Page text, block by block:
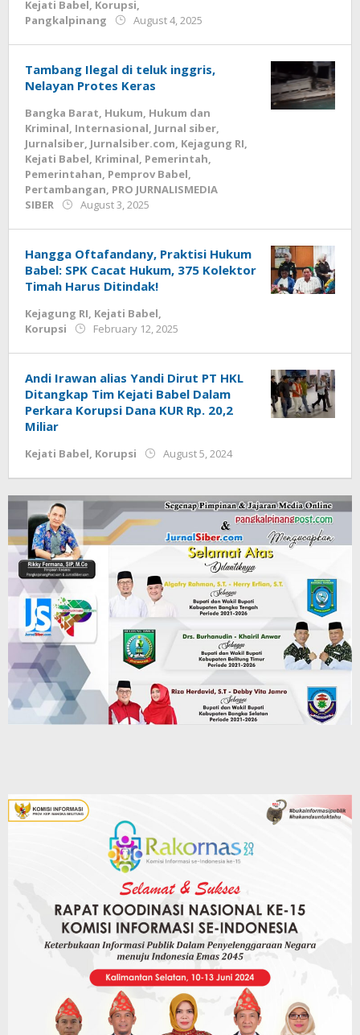
Kejati Babel, Korupsi,
Pangkalpinang
August 4, 2025
herwindo
Tambang Ilegal di teluk inggris,
Nelayan Protes Keras
Bangka Barat, Hukum, Hukum dan
Kriminal, Internasional, Jurnal siber,
Jurnalsiber, Jurnalsiber.com, Kejagung RI,
Kejati Babel, Kriminal, Pemerintah,
Pemerintahan, Pemprov Babel,
Pertambangan, PRO JURNALISMEDIA
SIBER
August 3, 2025
herwindo
Hangga Oftafandany, Praktisi Hukum
Babel: SPK Cacat Hukum, 375 Kolektor
Timah Harus Ditindak!
Kejagung RI, Kejati Babel,
Korupsi
February 12, 2025
Andi Irawan alias Yandi Dirut PT HKL
Ditangkap Tim Kejati Babel Dalam
Perkara Korupsi Dana KUR Rp. 20,2
Miliar
Kejati Babel, Korupsi August 5, 2024